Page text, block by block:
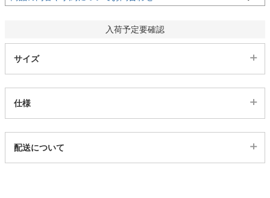
家電・照明器具
入荷予定要確認
サイズ
仕様
13801088
配送について